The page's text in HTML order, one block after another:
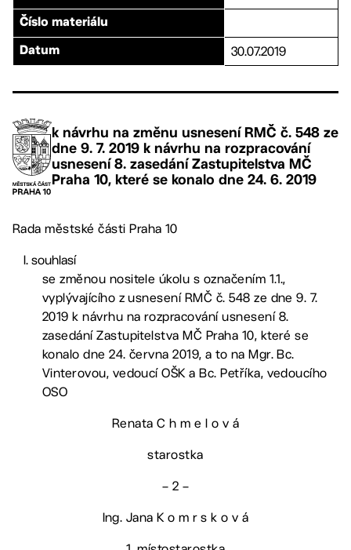
Číslo materiálu
Datum 30.07.2019
k návrhu na změnu usnesení RMČ č. 548 ze
dne 9. 7. 2019 k návrhu na rozpracování
usnesení 8. zasedání Zastupitelstva MČ
Praha 10, které se konalo dne 24. 6. 2019
Rada městské části Praha 10
souhlasí
se změnou nositele úkolu s označením 1.1.,
vyplývajícího z usnesení RMČ č. 548 ze dne 9. 7.
2019 k návrhu na rozpracování usnesení 8.
zasedání Zastupitelstva MČ Praha 10, které se
konalo dne 24. června 2019, a to na Mgr. Bc.
Vinterovou, vedoucí OŠK a Bc. Petříka, vedoucího
OSO
Renata C h m e l o v á
starostka
– 2 –
Ing. Jana K o m r s k o v á